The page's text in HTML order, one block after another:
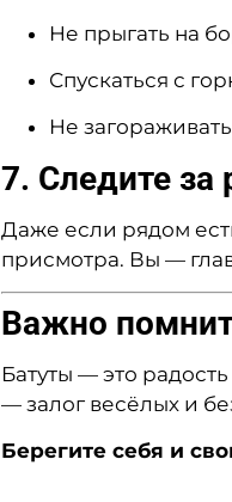
Не прыгать на
Спускаться с
Не
7. Следите за
Даже если рядом
присмотра. Вы —
Важно
Батуты — это
— залог весёлых и
Берегите себя и